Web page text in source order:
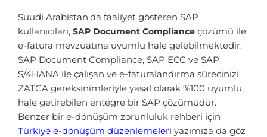
Suudi Arabistan'da faaliyet gösteren SAP
kullanıcıları, SAP Document Compliance çözümü ile
e-fatura mevzuatına uyumlu hale gelebilmektedir.
SAP Document Compliance, SAP ECC ve SAP
S/4HANA ile çalışan ve e-faturalandırma sürecinizi
ZATCA gereksinimleriyle yasal olarak %100 uyumlu
hale getirebilen entegre bir SAP çözümüdür.
Benzer bir e-dönüşüm zorunluluk rehberi için
Türkiye e-dönüşüm düzenlemeleri yazımıza da göz